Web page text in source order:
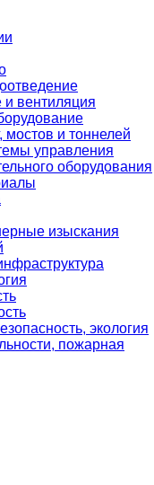
и вентиляция
мостов и тоннелей
управления
оборудования
изыскания
экология
пожарная